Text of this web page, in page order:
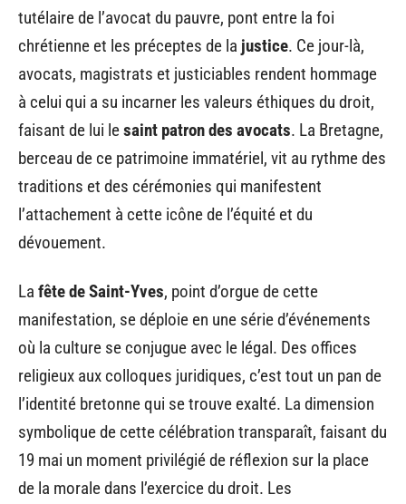
tutélaire de l’avocat du pauvre, pont entre la foi
chrétienne et les préceptes de la justice. Ce jour-là,
avocats, magistrats et justiciables rendent hommage
à celui qui a su incarner les valeurs éthiques du droit,
faisant de lui lesaint patron des avocats. La Bretagne,
berceau de ce patrimoine immatériel, vit au rythme des
traditions et des cérémonies qui manifestent
l’attachement à cette icône de l’équité et du
dévouement.
La fête de Saint-Yves, point d’orgue de cette
manifestation, se déploie en une série d’événements
où la culture se conjugue avec le légal. Des offices
religieux aux colloques juridiques, c’est tout un pan de
l’identité bretonne qui se trouve exalté. La dimension
symbolique de cette célébration transparaît, faisant du
19 mai un moment privilégié de réflexion sur la place
de la morale dans l’exercice du droit. Les